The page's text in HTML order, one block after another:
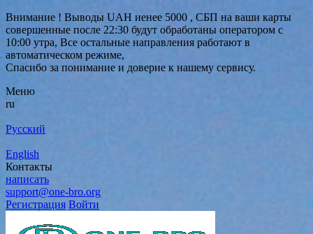
Внимание ! Выводы UAH иенее 5000 , СБП на ваши карты
совершенные после 22:30 будут обработаны оператором с
10:00 утра, Все остальные направления работают в
автоматическом режиме,
Спасибо за понимание и доверие к нашему сервису.
Меню
ru
Русский
English
Контакты
написать
support@one-bro.org
Регистрация Войти